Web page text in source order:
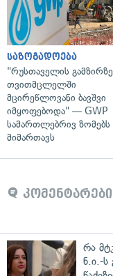
საზოგადოება
"რუსთაველის გამზირზე
თვითმცლელში
მცირეწლოვანი ბავშვი
იმყოფებოდა" — GWP
სამართლებრივ ზომებს
მიმართავს
კომენტარები
რა
ნ.ი.-ს